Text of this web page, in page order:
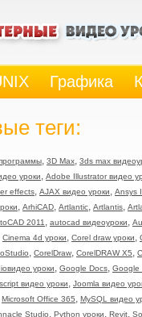
Графика
теги:
, 3D Max, 3ds max
уроки, Adobe Illustrator видео
effects, AJAX видео уроки, Ansys
, ArhiCAD, Artlantic, Artlantis,
2011 , autocad видеоуроки,
Cinema 4d уроки, Corel draw уроки,
, CorelDraw, CorelDRAW X5,
уроки, Google Docs, Google
видео уроки, Joomla видео
Microsoft Office 365, MySQL видео
Studio, Python уроки, Revit,